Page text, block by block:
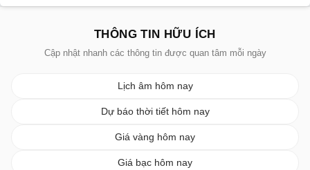
THÔNG TIN HỮU ÍCH
Cập nhật nhanh các thông tin được quan tâm mỗi ngày
Lịch âm hôm nay
Dự báo thời tiết hôm nay
Giá vàng hôm nay
Giá bạc hôm nay